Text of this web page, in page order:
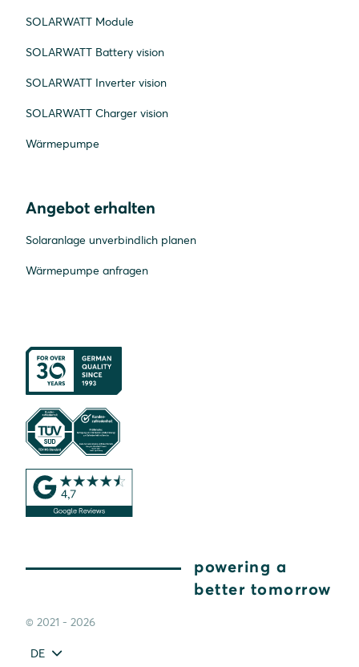
SOLARWATT Module
SOLARWATT Battery vision
SOLARWATT Inverter vision
SOLARWATT Charger vision
Wärmepumpe
Angebot erhalten
Solaranlage unverbindlich planen
Wärmepumpe anfragen
powering a
better tomorrow
© 2021 - 2026
DE